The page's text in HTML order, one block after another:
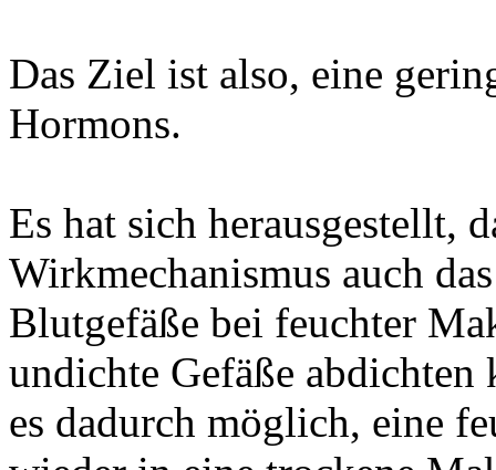
Das Ziel ist also, eine
Hormons.
Es hat sich herausgestellt,
Wirkmechanismus auch
Blutgefäße bei feuchter
undichte Gefäße
es dadurch möglich, eine